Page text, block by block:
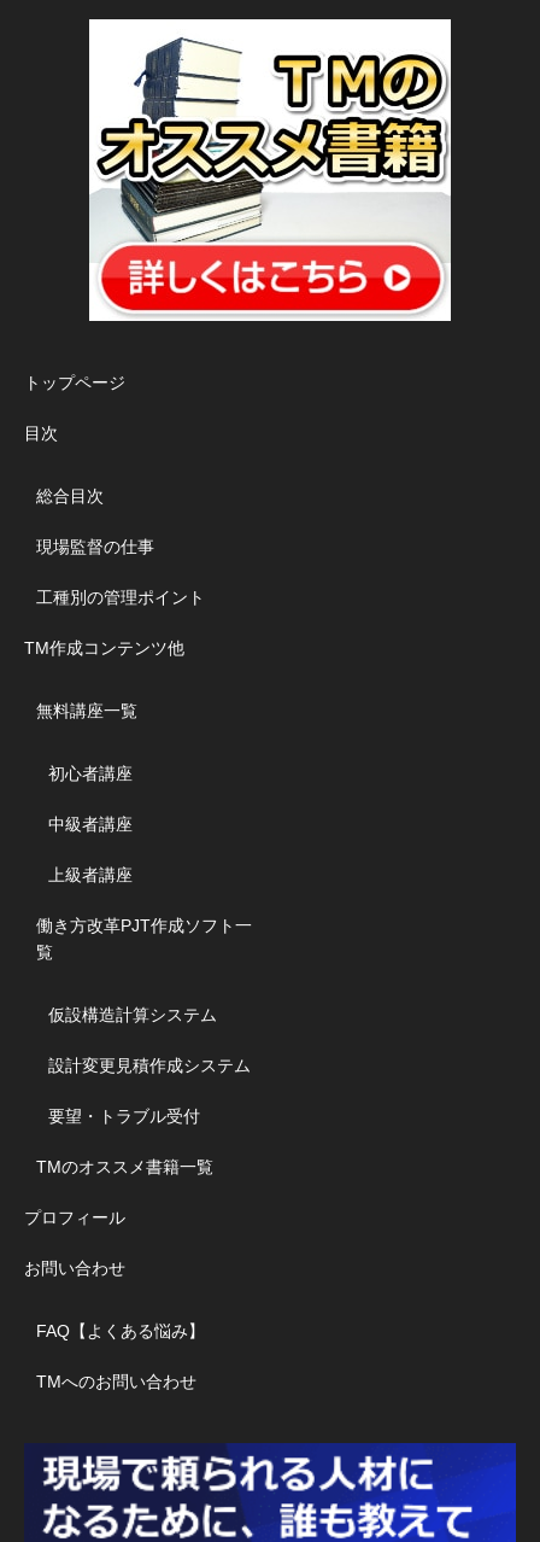
トップページ
目次
総合目次
現場監督の仕事
工種別の管理ポイント
TM作成コンテンツ他
無料講座一覧
初心者講座
中級者講座
上級者講座
働き方改革PJT作成ソフト一
覧
仮設構造計算システム
設計変更見積作成システム
要望・トラブル受付
TMのオススメ書籍一覧
プロフィール
お問い合わせ
FAQ【よくある悩み】
TMへのお問い合わせ